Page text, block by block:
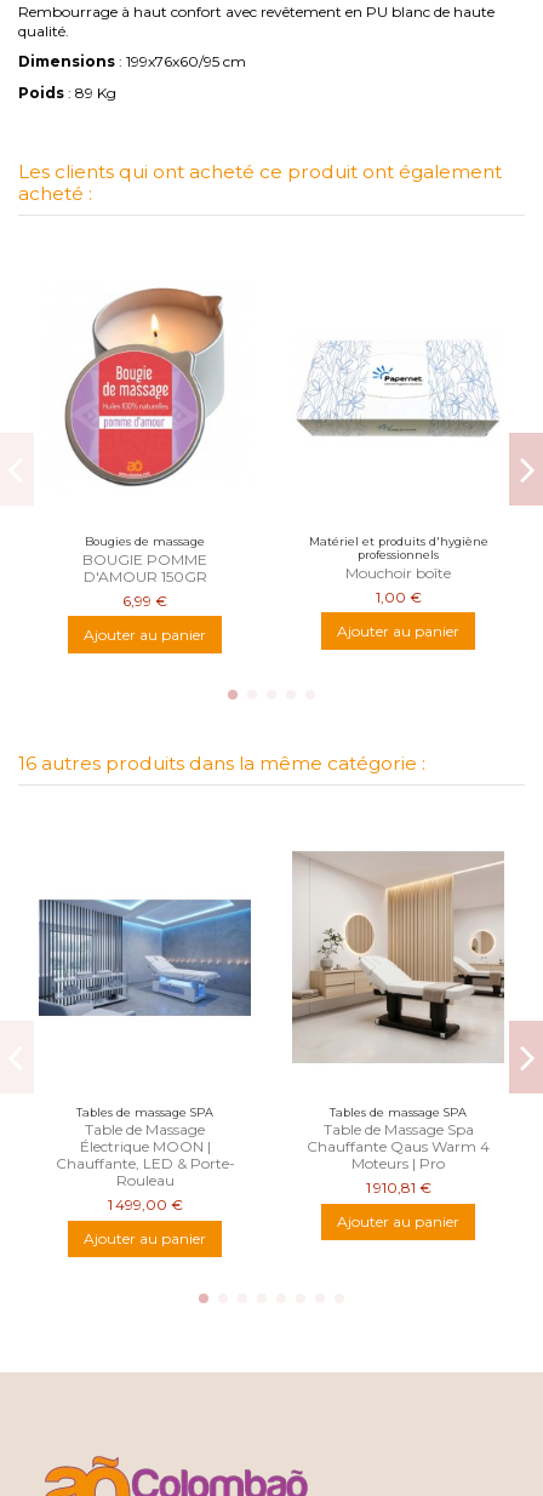
Rembourrage à haut confort avec revêtement en PU blanc de haute
qualité.
Dimensions : 199x76x60/95 cm
Poids : 89 Kg
Les clients qui ont acheté ce produit ont également
acheté :
Bougies de massage
BOUGIE POMME
D'AMOUR 150GR
6,99 €
Ajouter au panier
Matériel et produits d'hygiène
professionnels
Mouchoir boîte
1,00 €
Ajouter au panier
16 autres produits dans la même catégorie :
Tables de massage SPA
Table de Massage
Électrique MOON |
Chauffante, LED & Porte-
Rouleau
1 499,00 €
Ajouter au panier
Tables de massage SPA
Table de Massage Spa
Chauffante Qaus Warm 4
Moteurs | Pro
1 910,81 €
Ajouter au panier